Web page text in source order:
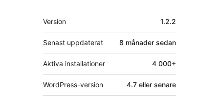
Meta
Version 1.2.2
Senast uppdaterat 8 månader sedan
Aktiva installationer 4 000+
WordPress-version 4.7 eller senare